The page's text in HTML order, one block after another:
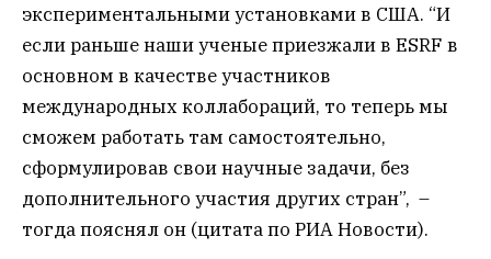
экспериментальными установками в США. “И
если раньше наши ученые приезжали в ESRF в
основном в качестве участников
международных коллабораций, то теперь мы
сможем работать там самостоятельно,
сформулировав свои научные задачи, без
дополнительного участия других стран”, –
тогда пояснял он (цитата по РИА Новости).